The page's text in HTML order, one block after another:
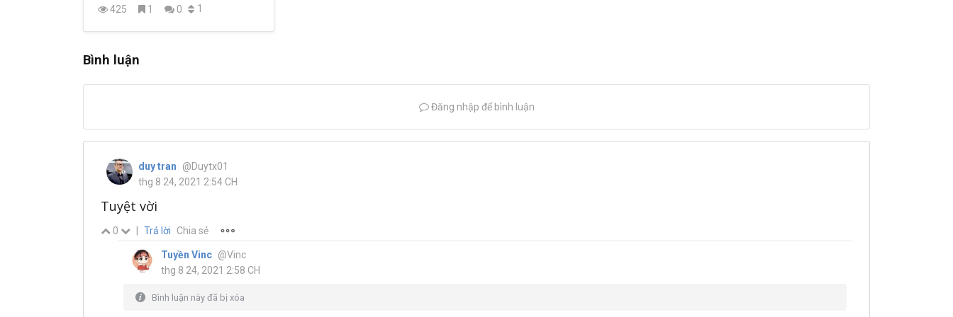
425 1 0 1
Bình luận
Đăng nhập để bình luận
duy tran
@Duytx01
thg 8 24, 2021 2:54 CH
Tuyệt vời
0 Trả lời Chia sẻ
Tuyền Vinc @Vinc
thg 8 24, 2021 2:58 CH
Bình luận này đã bị xóa